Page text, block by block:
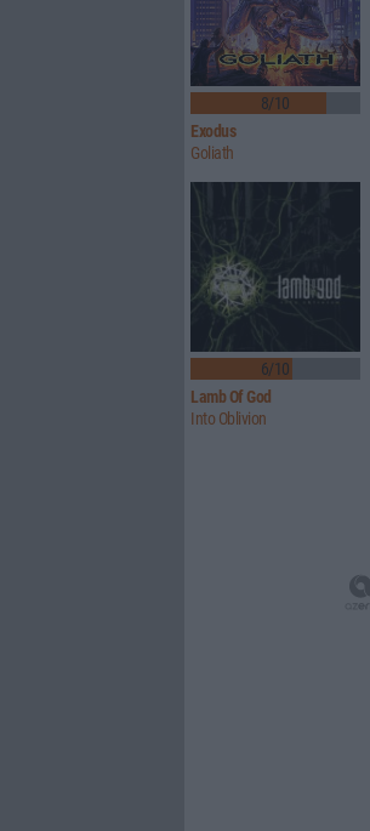
8/10
Exodus
Goliath
6/10
Lamb Of God
Into Oblivion